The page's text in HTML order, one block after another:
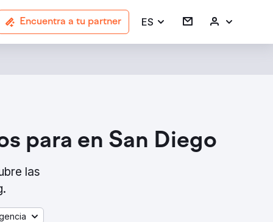
Encuentra a tu partner ES
para en San Diego
las